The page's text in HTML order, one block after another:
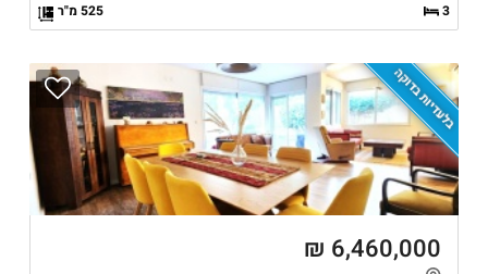
3 525 מ"ר
בלעדיות בדוקה
6,460,000 ₪